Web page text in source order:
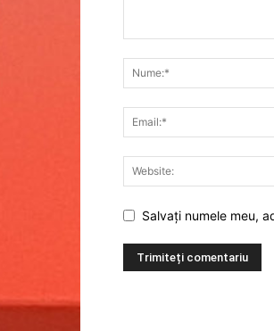
Salvați numele meu,